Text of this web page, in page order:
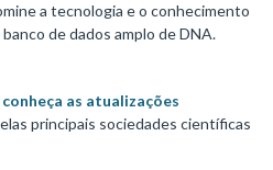
a tecnologia e o conhecimento
de dados amplo de DNA.
conheça as atualizações
principais sociedades científicas